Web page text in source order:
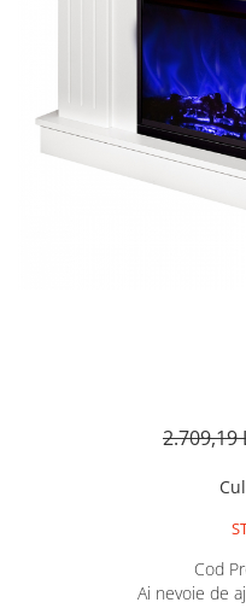
Mori electrice cereale
Accesorii mori electrice
Batoze de porumb
Zdrobitoare struguri, fructe
Baterii de bucatarie
2.709,19
Cod
Ai nevoie de